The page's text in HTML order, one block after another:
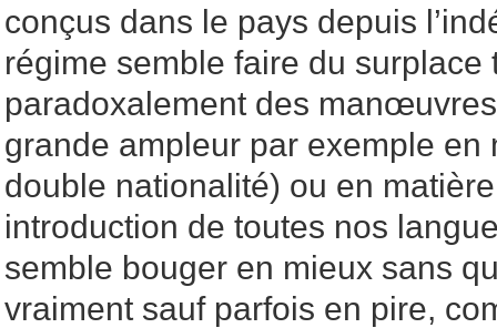
conçus dans le pays depuis
régime semble faire du surplace
paradoxalement des
grande ampleur par exemple en
double nationalité) ou en
introduction de toutes nos
semble bouger en mieux sans
vraiment sauf parfois en pire,